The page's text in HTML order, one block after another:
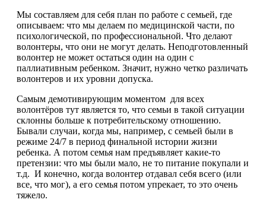
Мы составляем для себя план по работе с семьей, где
описываем: что мы делаем по медицинской части, по
психологической, по профессиональной. Что делают
волонтеры, что они не могут делать. Неподготовленный
волонтер не может остаться один на один с
паллиативным ребенком. Значит, нужно четко различать
волонтеров и их уровни допуска.
Самым демотивирующим моментом для всех
волонтёров тут является то, что семьи в такой ситуации
склонны больше к потребительскому отношению.
Бывали случаи, когда мы, например, с семьей были в
режиме 24/7 в период финальной истории жизни
ребенка. А потом семья нам предъявляет какие-то
претензии: что мы были мало, не то питание покупали и
т.д. И конечно, когда волонтер отдавал себя всего (или
все, что мог), а его семья потом упрекает, то это очень
тяжело.